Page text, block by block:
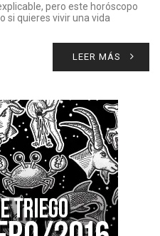
pero este horóscopo
si quieres vivir una vida
LEER MÁS